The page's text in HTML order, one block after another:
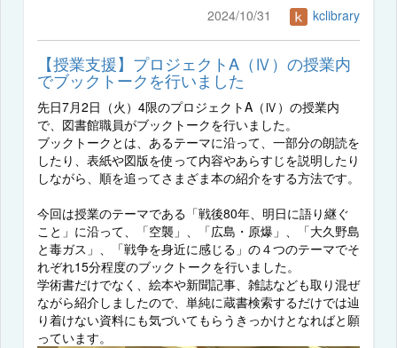
2024/10/31
kclibrary
【授業支援】プロジェクトA（Ⅳ）の授業内
でブックトークを行いました
先日7月2日（火）4限のプロジェクトA（Ⅳ）の授業内
で、図書館職員がブックトークを行いました。
ブックトークとは、あるテーマに沿って、一部分の朗読を
したり、表紙や図版を使って内容やあらすじを説明したり
しながら、順を追ってさまざま本の紹介をする方法です。
今回は授業のテーマである「戦後80年、明日に語り継ぐ
こと」に沿って、「空襲」、「広島・原爆」、「大久野島
と毒ガス」、「戦争を身近に感じる」の４つのテーマでそ
れぞれ15分程度のブックトークを行いました。
学術書だけでなく、絵本や新聞記事、雑誌なども取り混ぜ
ながら紹介しましたので、単純に蔵書検索するだけでは辿
り着けない資料にも気づいてもらうきっかけとなればと願
っています。